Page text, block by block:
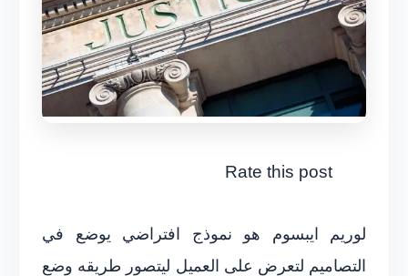
Rate this post
لوريم ايبسوم هو نموذج افتراضي يوضع في
التصاميم لتعرض على العميل ليتصور طريقه وضع